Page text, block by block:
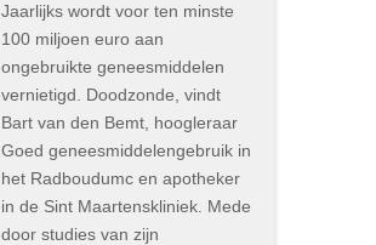
Jaarlijks wordt voor ten minste
100 miljoen euro aan
ongebruikte geneesmiddelen
vernietigd. Doodzonde, vindt
Bart van den Bemt, hoogleraar
Goed geneesmiddelengebruik in
het Radboudumc en apotheker
in de Sint Maartenskliniek. Mede
door studies van zijn